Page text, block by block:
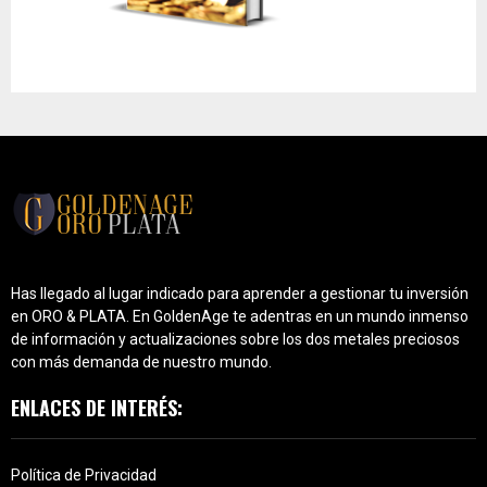
Has llegado al lugar indicado para aprender a gestionar tu inversión
en ORO & PLATA. En GoldenAge te adentras en un mundo inmenso
de información y actualizaciones sobre los dos metales preciosos
con más demanda de nuestro mundo.
ENLACES DE INTERÉS:
Política de Privacidad